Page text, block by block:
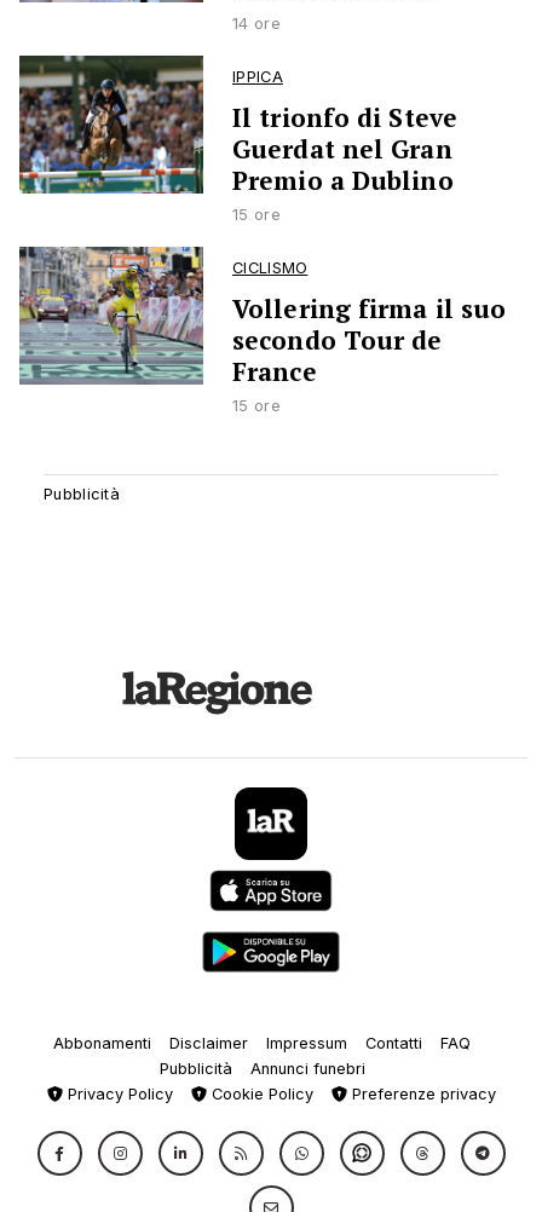
14 ore
IPPICA
Il trionfo di Steve
Guerdat nel Gran
Premio a Dublino
15 ore
CICLISMO
Vollering firma il suo
secondo Tour de
France
15 ore
Abbonamenti Disclaimer Impressum Contatti
FAQ
Pubblicità
Annunci funebri
Privacy Policy
Cookie Policy Preferenze privacy